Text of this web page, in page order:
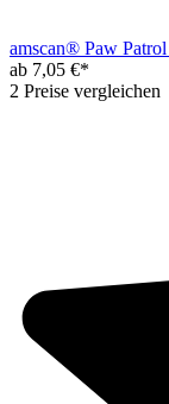
amscan® Paw
ab 7,05 €*
2 Preise vergleichen